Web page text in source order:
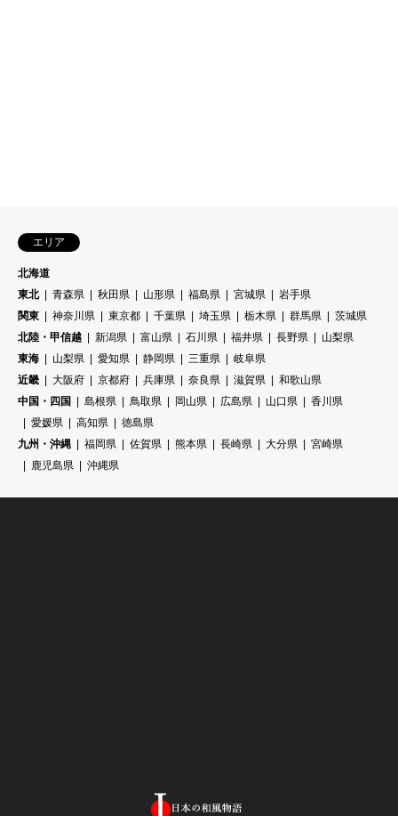
エリア
北海道
東北
青森県 秋田県 山形県 福島県 宮城県
岩手県
関東
神奈川県 東京都 千葉県 埼玉県 栃木県 群馬県
茨城県
北陸・甲信越
新潟県 富山県 石川県 福井県 長野県
山梨県
東海
山梨県 愛知県 静岡県 三重県
岐阜県
近畿
大阪府 京都府 兵庫県 奈良県 滋賀県
和歌山県
中国・四国
島根県 鳥取県 岡山県 広島県 山口県
香川県
愛媛県
高知県
徳島県
九州・沖縄
福岡県 佐賀県 熊本県 長崎県 大分県
宮崎県
鹿児島県
沖縄県